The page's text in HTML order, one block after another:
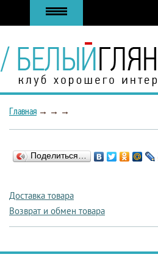
Главная → → →
Поделиться…
Доставка товара
Возврат и обмен товара